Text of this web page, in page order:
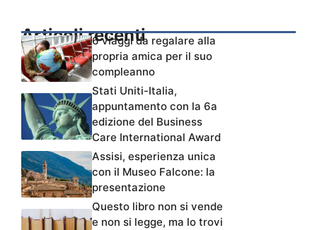
Articoli recenti6 viaggi da regalare alla
propria amica per il suo
compleanno
Stati Uniti-Italia,
appuntamento con la 6a
edizione del Business
Care International Award
Assisi, esperienza unica
con il Museo Falcone: la
presentazione
Questo libro non si vende
e non si legge, ma lo trovi